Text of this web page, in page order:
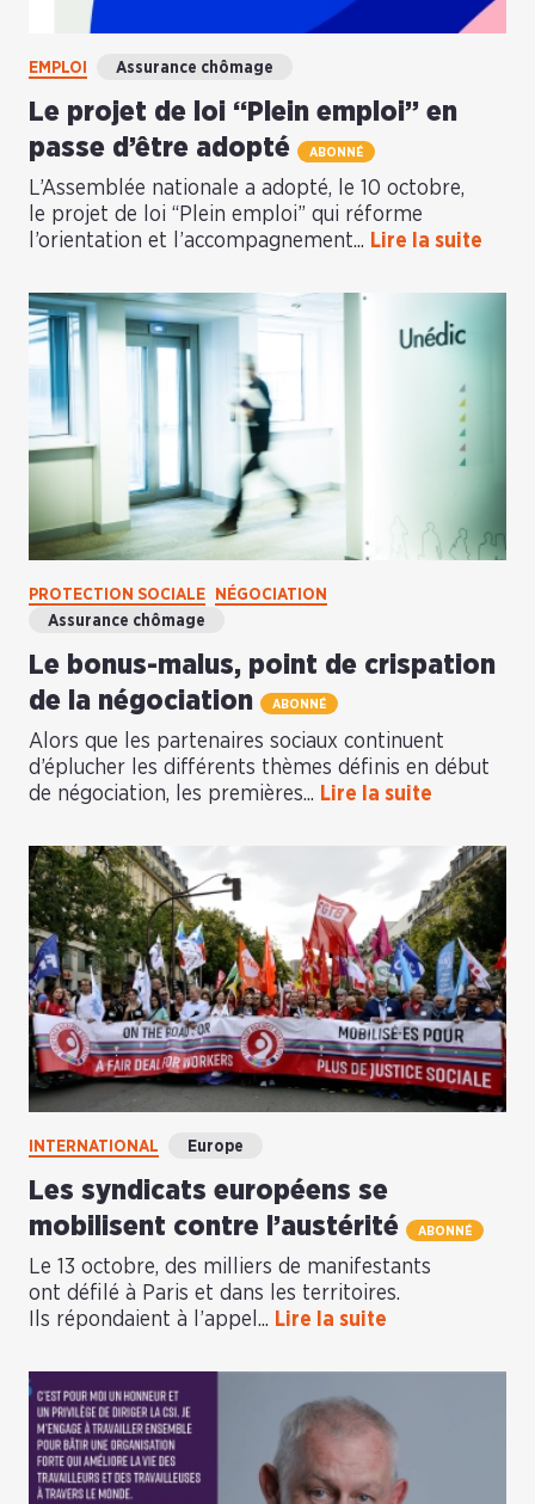
EMPLOI Assurance chômage
Le projet de loi “Plein emploi” en
passe d’être adopté
ABONNÉ
L’Assemblée nationale a adopté, le 10 octobre,
le projet de loi “Plein emploi” qui réforme
l’orientation et l’accompagnement... Lire la suite
PROTECTION SOCIALE
NÉGOCIATION
Assurance chômage
Le bonus-malus, point de crispation
de la négociation
ABONNÉ
Alors que les partenaires sociaux continuent
d’éplucher les différents thèmes définis en début
de négociation, les premières... Lire la suite
INTERNATIONAL Europe
Les syndicats européens se
mobilisent contre l’austérité
ABONNÉ
Le 13 octobre, des milliers de manifestants
ont défilé à Paris et dans les territoires.
Ils répondaient à l’appel... Lire la suite